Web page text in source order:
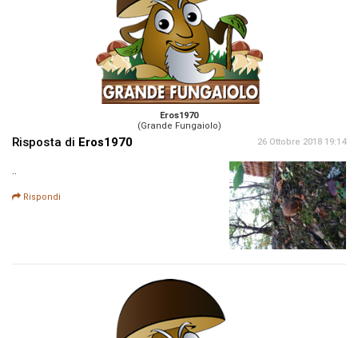
Eros1970
(Grande Fungaiolo)
Risposta di Eros1970 26 Ottobre 2018 19:14
..
Rispondi